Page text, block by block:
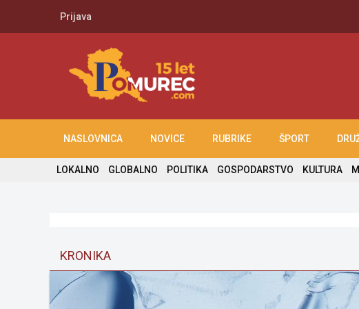
Prijava
NASLOVNICA NOVICE RUBRIKE ŠPORT
LOKALNO GLOBALNO POLITIKA GOSPODARSTVO KULTURA
KRONIKA